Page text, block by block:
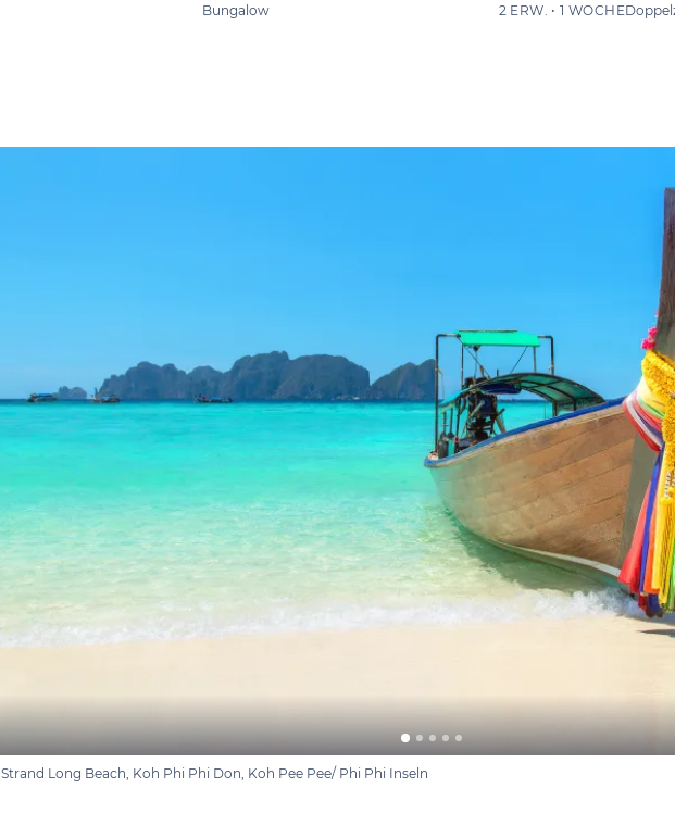
Bungalow
2 ERW. • 1 WOCHE
Strand Long Beach, Koh Phi Phi Don, Koh Pee Pee/ Phi Phi Inseln